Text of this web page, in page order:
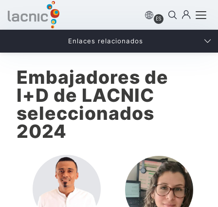
ES
Embajadores de
I+D de LACNIC
seleccionados
2024
Enlaces relacionados